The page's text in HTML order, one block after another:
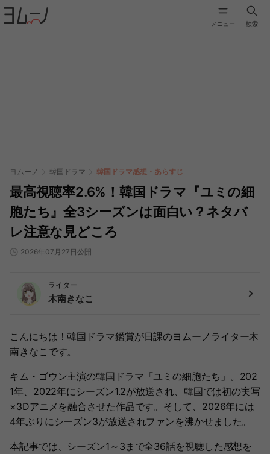
メニュー 検索
ヨムーノ 韓国ドラマ 韓国ドラマ感想・あらすじ
最高視聴率2.6%！韓国ドラマ『ユミの細
胞たち』全3シーズンは面白い？ネタバ
レ注意な見どころ
2026年07月27日公開
ライター
木南きなこ
こんにちは！韓国ドラマ鑑賞が日課のヨムーノライター木
南きなこです。
キム・ゴウン主演の韓国ドラマ「ユミの細胞たち」。202
1年、2022年にシーズン1.2が放送され、韓国では初の実写
×3Dアニメを融合させた作品です。そして、2026年には
4年ぶりにシーズン3が放送されファンを沸かせました。
本記事では、シーズン1～3まで全36話を視聴した感想を